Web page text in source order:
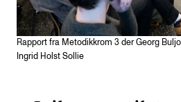
Låne utstyr
PRAKTISK
Rapport fra Metodikkrom 3 der Georg
Ingrid Holst Sollie